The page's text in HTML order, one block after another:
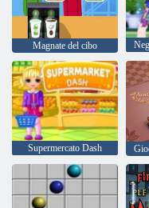
Magnate del cibo
Supermercato Dash